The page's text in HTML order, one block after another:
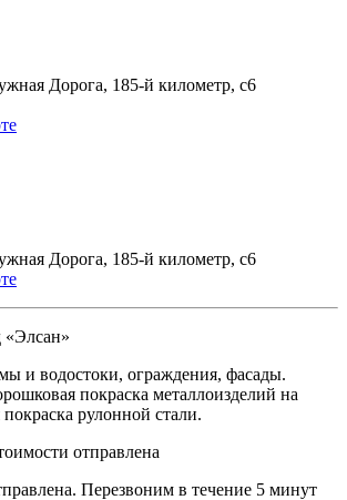
Дорога, 185-й километр, с6
Дорога, 185-й километр, с6
«Элсан»
и водостоки, ограждения, фасады.
покраска металлоизделий на
рулонной стали.
отправлена
Перезвоним в течение 5 минут